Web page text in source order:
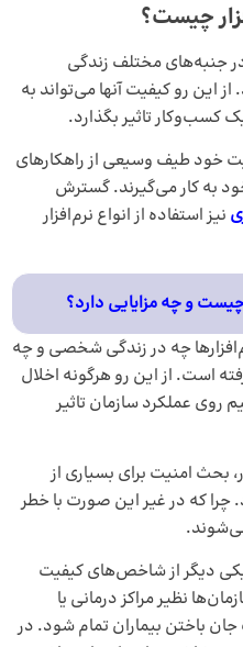
چیست؟
در جنبه‌های مختلف زندگی
این رو کیفیت آنها می‌تواند به
کسب‌وکار تاثیر بگذارد.
خود طیف وسیعی از راهکارهای
به کار می‌گیرند. گسترش
نیز استفاده از انواع نرم‌افزار
و چه مزایایی دارد؟
چه در زندگی شخصی و چه
است. از این رو هرگونه اخلال
روی عملکرد سازمان تاثیر
بحث امنیت برای بسیاری از
چرا که در غیر این صورت با خطر
دیگر از شاخص‌های کیفیت
نظیر مراکز درمانی یا
باختن بیماران تمام شود. در